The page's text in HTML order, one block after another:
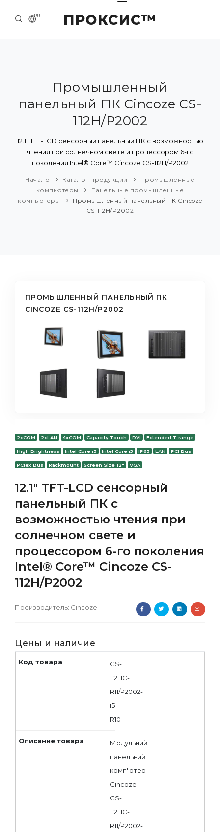
ПРОКСИС™
RU
О КОМПАНИИ
ПРИМЕРЫ И РЕШЕНИЯ
КАТАЛОГ ПРОДУКЦИИ
ПРЕСС-ЦЕНТР
Промышленный
панельный ПК Cincoze CS-
112H/P2002
12.1" TFT-LCD сенсорный панельный ПК с возможностью
чтения при солнечном свете и процессором 6-го
поколения Intel® Core™ Cincoze CS-112H/P2002
Начало Каталог продукции
Промышленные
компьютеры
Панельные промышленные
компьютеры
Промышленный панельный ПК Cincoze
CS-112H/P2002
ПРОМЫШЛЕННЫЙ ПАНЕЛЬНЫЙ ПК
CINCOZE CS-112H/P2002
2xCOM 2xLAN 4xCOM Capacity Touch DVI Extended T range
High Brightness Intel Core i3 Intel Core i5 IP65 LAN PCI Bus
PCIex Bus Rackmount Screen Size 12" VGA
12.1" TFT-LCD сенсорный
панельный ПК с
возможностью чтения при
солнечном свете и
процессором 6-го поколения
Intel® Core™ Cincoze CS-
112H/P2002
Производитель: Cincoze
Цены и наличие
CS-
112HC-
R11/P2002-
i5-
R10
Модульний
панельний
комп'ютер
Cincoze
CS-
112HC-
R11/P2002-